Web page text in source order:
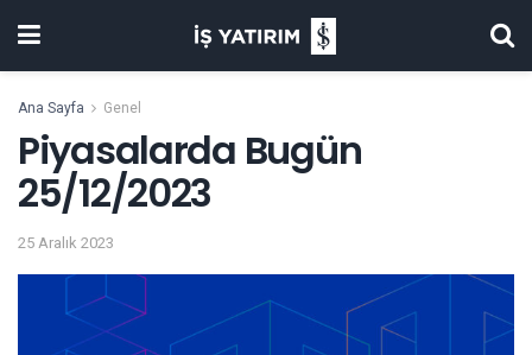
Ana Sayfa Genel
Piyasalarda Bugün
25/12/2023
25 Aralık 2023